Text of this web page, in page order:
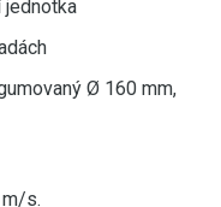
jednotka
Ø 160 mm,
s.